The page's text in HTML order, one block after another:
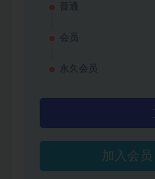
普通
会员
永久会员
加入会